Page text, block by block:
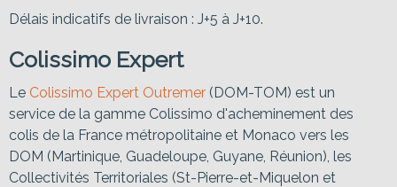
Délais indicatifs de livraison : J+5 à J+10.
Colissimo Expert
Le Colissimo Expert Outremer (DOM-TOM) est un
service de la gamme Colissimo d'acheminement des
colis de la France métropolitaine et Monaco vers les
DOM (Martinique, Guadeloupe, Guyane, Réunion), les
Collectivités Territoriales (St-Pierre-et-Miquelon et